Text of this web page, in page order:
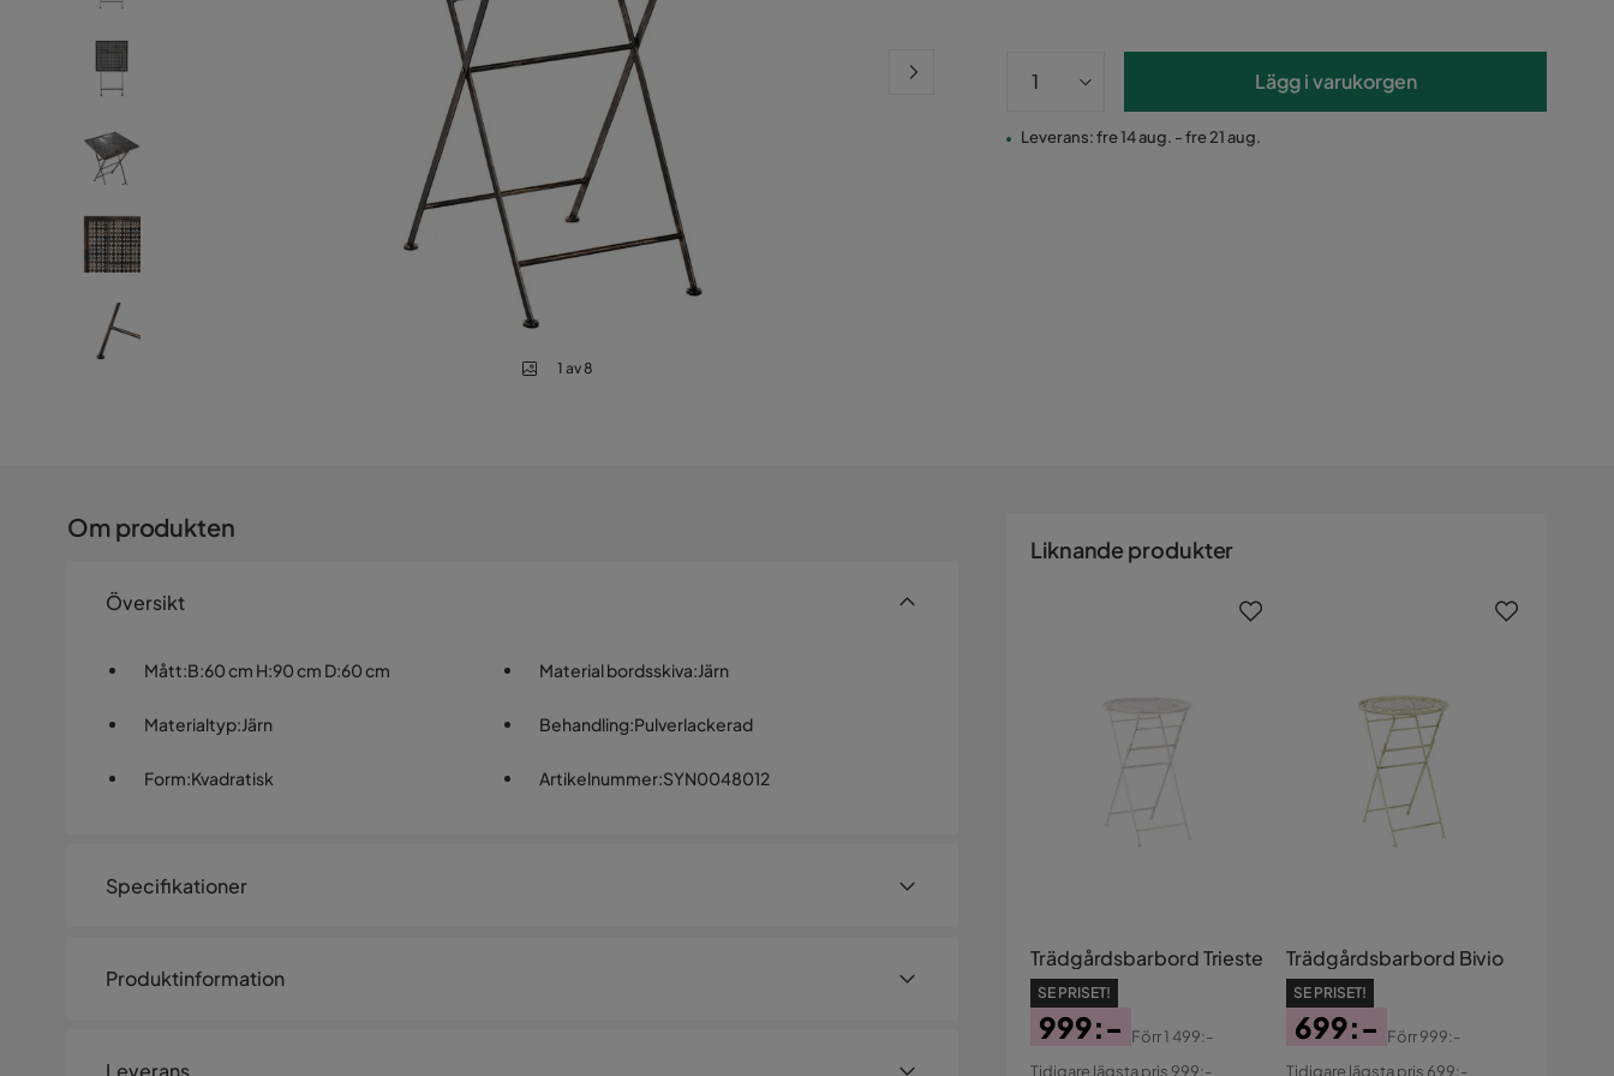
1 av 8
Lägg i varukorgen
Leverans: fre 14 aug. - fre 21 aug.
Om produkten
Översikt
Mått:B:60 cm H:90 cm D:60 cm Material bordsskiva:Järn
Materialtyp:Järn Behandling:Pulverlackerad
Form:Kvadratisk Artikelnummer:SYN0048012
Specifikationer
Storlek
Produktinformation
Leverans
Liknande produkter
Trädgårdsbarbord Trieste
SE PRISET!
Pris
999:-
Original
Förr1 499:-
Tidigare lägsta pris 999:-
Trädgårdsbarbord Bivio
SE PRISET!
Pris
699:-
Original
Förr999:-
Tidigare lägsta pris 699:-